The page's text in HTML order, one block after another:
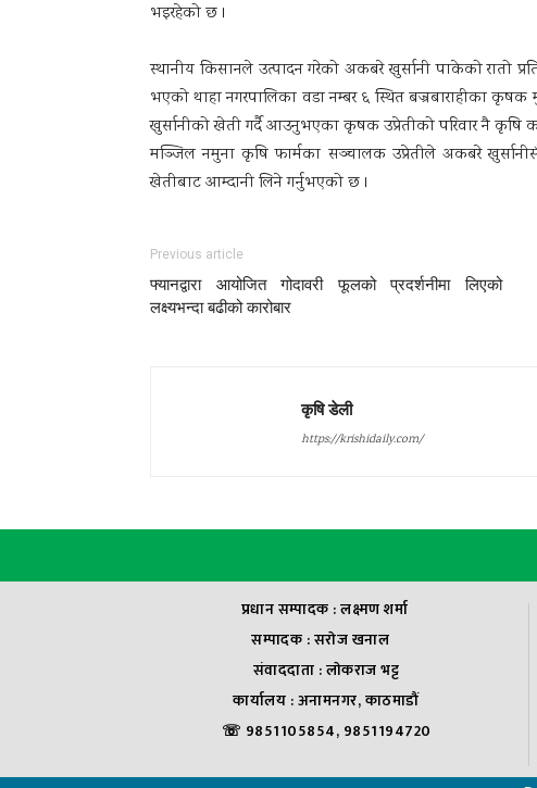
भइरहेको छ ।
स्थानीय किसानले उत्पादन गरेको अकबरे खुर्सानी पाकेको रातो
भएको थाहा नगरपालिका वडा नम्बर ६ स्थित बज्रबाराहीका
खुर्सानीको खेती गर्दै आउनुभएका कृषक उप्रेतीको परिवार नै कृषि
मञ्जिल नमुना कृषि फार्मका सञ्चालक उप्रेतीले अकबरे
खेतीबाट आम्दानी लिने गर्नुभएको छ ।
Previous article
फ्यानद्वारा आयोजित गोदावरी फूलको प्रदर्शनीमा लिएको
लक्ष्यभन्दा बढीको कारोबार
कृषि डेली
https://krishidaily.com/
प्रधान सम्पादक : लक्ष्मण शर्मा
सम्पादक : सराेज खनाल
संवाददाता : लाेकराज भट्ट
कार्यालय : अनामनगर, काठमाडौं
☏ 9851105854, 9851194720